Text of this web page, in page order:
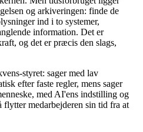
og arkiveringen: finde de
ind i to systemer,
information. Det er
og det er præcis den slags,
styret: sager med lav
efter faste regler, mens sager
med AI'ens indstilling og
flytter medarbejderen sin tid fra at